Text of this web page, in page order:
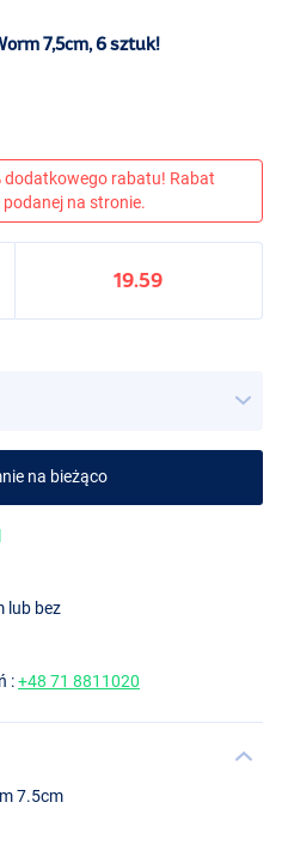
Craw
7,5cm, 6 sztuk!
dodatkowego rabatu! Rabat
na stronie.
19.59
na bieżąco
lub bez
:+48 71 8811020
7.5cm